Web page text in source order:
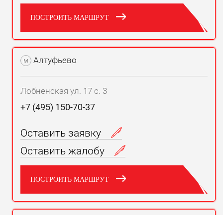
ПОСТРОИТЬ МАРШРУТ
м Алтуфьево
Лобненская ул. 17 с. 3
+7 (495) 150-70-37
Оставить заявку
Оставить жалобу
ПОСТРОИТЬ МАРШРУТ